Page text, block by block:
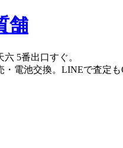
5番出口すぐ。
・電池交換。LINEで査定